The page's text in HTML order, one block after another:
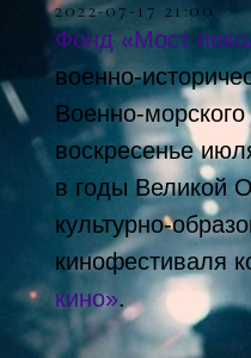
2022-07-17 21:00
Фонд «Мост
военно-
Военно-
воскресенье
в годы Великой
культурно-
кинофестиваля
кино».